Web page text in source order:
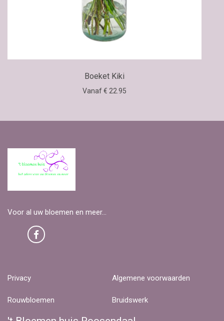
Boeket Kiki
Vanaf € 22.95
Voor al uw bloemen en meer...
Privacy Algemene voorwaarden
Rouwbloemen Bruidswerk